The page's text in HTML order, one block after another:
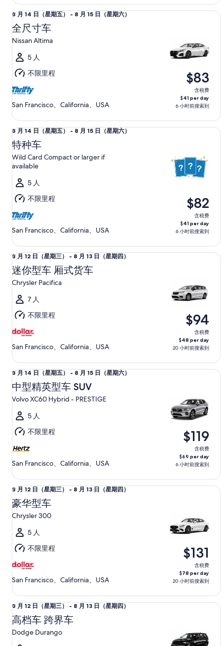
15
日
（星
期
8
月
14
（星
期
五）
至
8
15
日
（星
期
六）
8 月 14 日（星期五） - 8 月 15 日（星期六）
全尺寸车
Nissan Altima
5 人
不限里程
San Francisco、California、USA
$83
含税费
$41 per day
6 小时前搜索到
全尺寸车 Nissan Altima
8
月
14
日
期
五）
8
月
15
日
（星
期
六）
8 月 14 日（星期五） - 8 月 15 日（星期六）
特种车
Wild Card Compact or larger if
available
5 人
不限里程
San Francisco、California、USA
$82
含税费
$41 per day
6 小时前搜索到
特种车 Wild Card Compact or larger if available
8
月
12
（星
期
三）
至
8
13
日
（星
期
8 月 12 日（星期三） - 8 月 13 日（星期四）
迷你型车 厢式货车
Chrysler Pacifica
7 人
不限里程
San Francisco、California、USA
$94
含税费
$48 per day
20 小时前搜索到
迷你型车 厢式货车 Chrysler Pacifica
8
月
14
（星
期
五）
至
8
15
日
（星
期
8 月 14 日（星期五） - 8 月 15 日（星期六）
中型精英型车 SUV
Volvo XC60 Hybrid - PRESTIGE
5 人
不限里程
San Francisco、California、USA
$119
含税费
$69 per day
6 小时前搜索到
中型精英型车 SUV Volvo XC60 Hybrid - PRESTIGE
8
月
12
（星
期
三）
至
8
13
日
（星
期
8 月 12 日（星期三） - 8 月 13 日（星期四）
豪华型车
Chrysler 300
5 人
不限里程
San Francisco、California、USA
$131
含税费
$78 per day
20 小时前搜索到
豪华型车 Chrysler 300
8
月
12
8 月 12 日（星期三） - 8 月 13 日（星期四）
高档车 跨界车
Dodge Durango
高档车 跨界车 Dodge Durango